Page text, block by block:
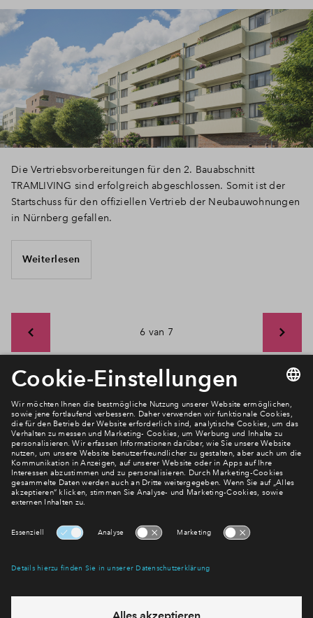
Die Vertriebsvorbereitungen für den 2. Bauabschnitt
TRAMLIVING sind erfolgreich abgeschlossen. Somit ist der
Startschuss für den offiziellen Vertrieb der Neubauwohnungen
in Nürnberg gefallen.
Weiterlesen
6 van 7
Newsletter Anmeldung
Verpassen Sie zu diesem Wohnprojekt keine Neuigkeiten
mehr! Wir halten Sie auf dem Laufenden – mit unserem
regelmäßig erscheinenden Newsletter informieren wir Sie
über den Stand dieses und weiterer Neubauprojekte.
E-Mail-Adresse
Abonnieren
Möchten Sie wissen, was wir mit Ihren Daten machen? Klicken Sie hier